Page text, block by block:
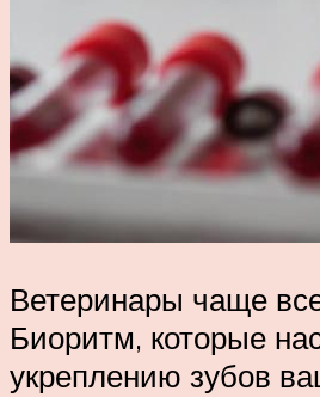
Ветеринары чаще
Биоритм, которые
укреплению зубов